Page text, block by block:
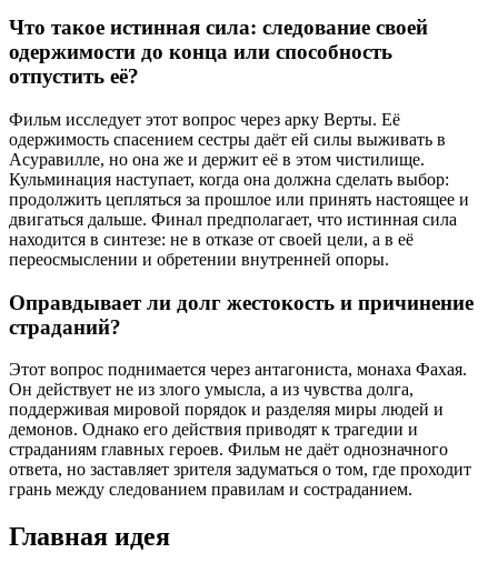
Что такое истинная сила: следование своей
одержимости до конца или способность
отпустить её?
Фильм исследует этот вопрос через арку Верты. Её
одержимость спасением сестры даёт ей силы выживать в
Асуравилле, но она же и держит её в этом чистилище.
Кульминация наступает, когда она должна сделать выбор:
продолжить цепляться за прошлое или принять настоящее и
двигаться дальше. Финал предполагает, что истинная сила
находится в синтезе: не в отказе от своей цели, а в её
переосмыслении и обретении внутренней опоры.
Оправдывает ли долг жестокость и причинение
страданий?
Этот вопрос поднимается через антагониста, монаха Фахая.
Он действует не из злого умысла, а из чувства долга,
поддерживая мировой порядок и разделяя миры людей и
демонов. Однако его действия приводят к трагедии и
страданиям главных героев. Фильм не даёт однозначного
ответа, но заставляет зрителя задуматься о том, где проходит
грань между следованием правилам и состраданием.
Главная идея